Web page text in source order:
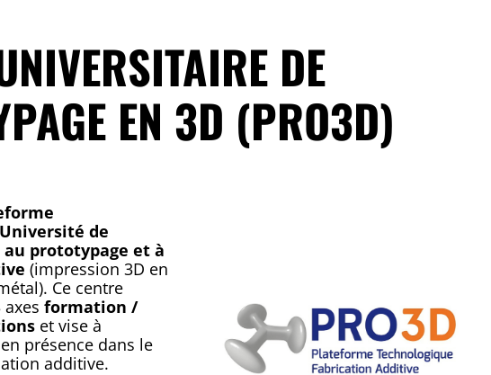
DE
EN 3D (PRO3D)
de
prototypage et à
(impression 3D en
Ce centre
axes formation /
et vise à
présence dans le
additive.